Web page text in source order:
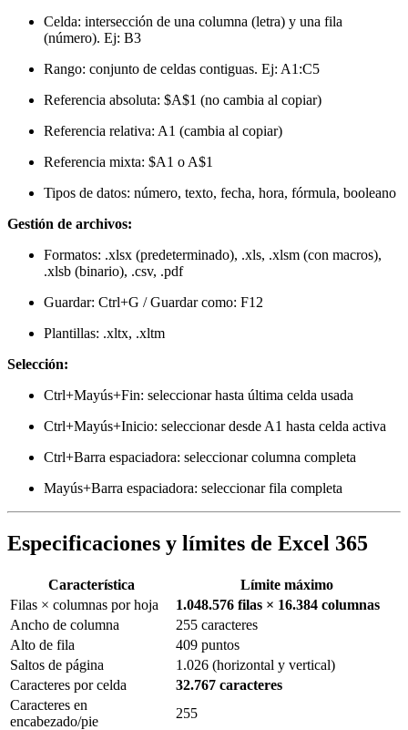
Celda: intersección de una columna (letra) y una fila
(número). Ej: B3
Rango: conjunto de celdas contiguas. Ej: A1:C5
Referencia absoluta: $A$1 (no cambia al copiar)
Referencia relativa: A1 (cambia al copiar)
Referencia mixta: $A1 o A$1
Tipos de datos: número, texto, fecha, hora, fórmula, booleano
Gestión de archivos:
Formatos: .xlsx (predeterminado), .xls, .xlsm (con macros),
.xlsb (binario), .csv, .pdf
Guardar: Ctrl+G / Guardar como: F12
Plantillas: .xltx, .xltm
Selección:
Ctrl+Mayús+Fin: seleccionar hasta última celda usada
Ctrl+Mayús+Inicio: seleccionar desde A1 hasta celda activa
Ctrl+Barra espaciadora: seleccionar columna completa
Mayús+Barra espaciadora: seleccionar fila completa
Especificaciones y límites de Excel 365
Característica
Límite máximo
Filas × columnas por hoja
1.048.576 filas × 16.384 columnas
Ancho de columna
255 caracteres
Alto de fila
409 puntos
Saltos de página
1.026 (horizontal y vertical)
Caracteres por celda
32.767 caracteres
Caracteres en
encabezado/pie
255